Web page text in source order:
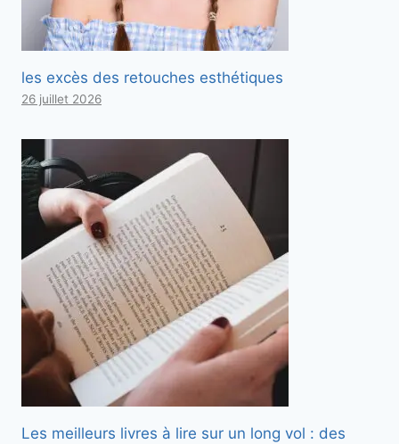
les excès des retouches esthétiques
26 juillet 2026
Les meilleurs livres à lire sur un long vol : des